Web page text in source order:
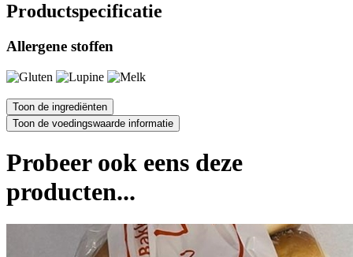
Productspecificatie
Allergene stoffen
Probeer ook eens deze
producten...